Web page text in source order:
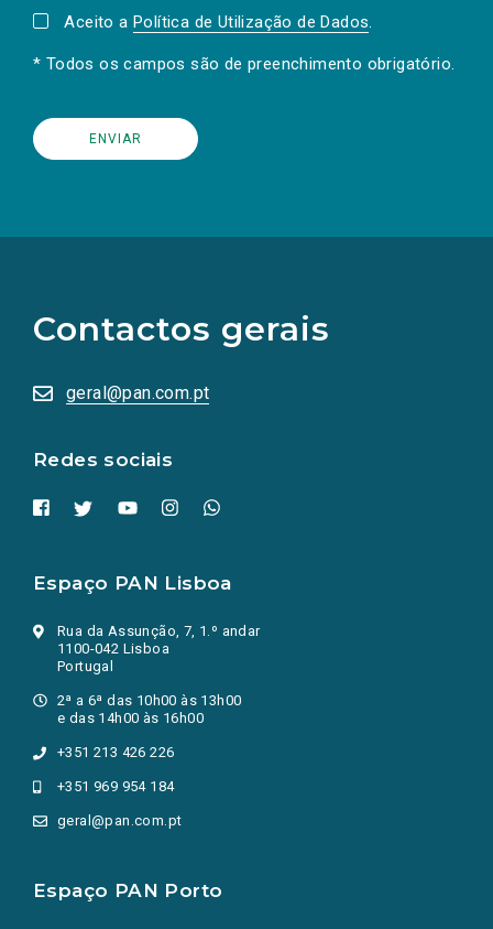
Aceito a Política de Utilização de Dados.
* Todos os campos são de preenchimento obrigatório.
Contactos gerais
geral@pan.com.pt
Redes sociais
redes
sociais
numa
nova
Espaço PAN Lisboa
Rua da Assunção, 7, 1.º andar
1100-042 Lisboa
Portugal
2ª a 6ª das 10h00 às 13h00
e das 14h00 às 16h00
+351 213 426 226
+351 969 954 184
geral@pan.com.pt
Espaço PAN Porto